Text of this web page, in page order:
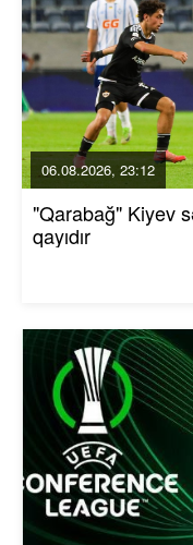
06.08.2026, 23:12
"Qarabağ" Kiyev
qayıdır